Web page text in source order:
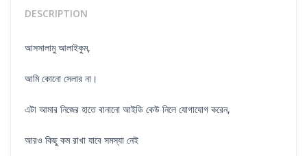
DESCRIPTION
আসসালামু আলাইকুম,
আমি কোনো সেলার না।
এটা আমার নিজের হাতে বানানো আইডি কেউ নিলে যোগাযোগ করেন,
আরও কিছু কম রাখা যাবে সমস্যা নেই